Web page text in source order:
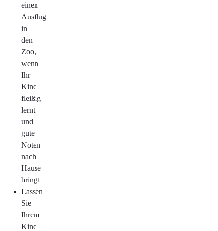
einen
Ausflug
in
den
Zoo,
wenn
Ihr
Kind
fleißig
lernt
und
gute
Noten
nach
Hause
bringt.
Lassen
Sie
Ihrem
Kind